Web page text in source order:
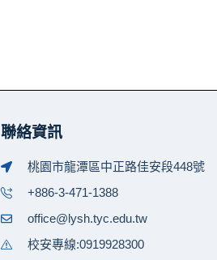
聯絡資訊
桃園市龍潭區中正路佳安段448號
+886-3-471-1388
office@lysh.tyc.edu.tw
校安專線:0919928300